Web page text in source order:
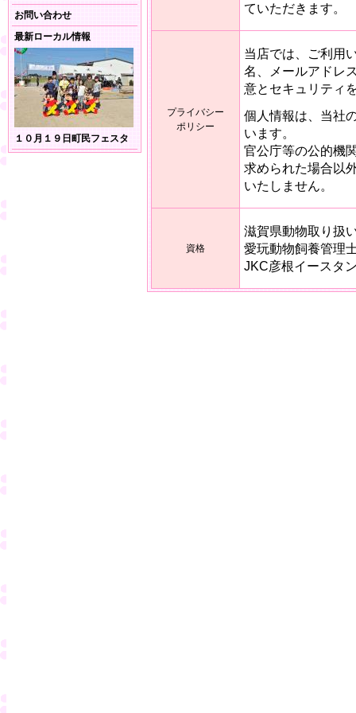
お問い合わせ
最新ローカル情報
１０月１９日町民フェスタ
ていただきます。
プライバシー
ポリシー
当店では、ご利用
名、メールアドレ
意とセキュリティ
個人情報は、当社
います。
官公庁等の公的機
求められた場合以
いたしません。
資格
滋賀県動物取り扱
愛玩動物飼養管理
JKC彦根イースタ